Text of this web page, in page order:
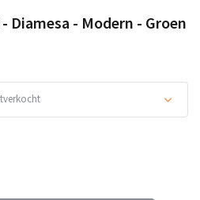
Diamesa - Modern - Groen